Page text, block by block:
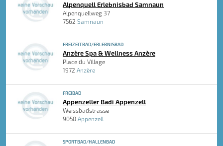
Alpenquell Erlebnisbad Samnaun
Alpenquellweg 37
7562 Samnaun
FREIZEITBAD/ERLEBNISBAD
Anzère Spa & Wellness Anzère
Place du Village
1972 Anzère
FREIBAD
Appenzeller Badi Appenzell
Weissbadstrasse
9050 Appenzell
SPORTBAD/HALLENBAD